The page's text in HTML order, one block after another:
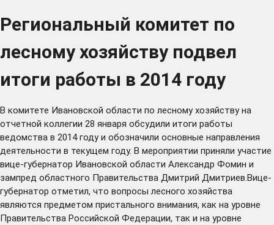
Региональный комитет по
лесному хозяйству подвел
итоги работы в 2014 году
В комитете Ивановской области по лесному хозяйству на
отчетной коллегии 28 января обсудили итоги работы
ведомства в 2014 году и обозначили основные направления
деятельности в текущем году. В мероприятии приняли участие
вице-губернатор Ивановской области Александр Фомин и
зампред областного Правительства Дмитрий Дмитриев.Вице-
губернатор отметил, что вопросы лесного хозяйства
являются предметом пристального внимания, как на уровне
Правительства Российской Федерации, так и на уровне